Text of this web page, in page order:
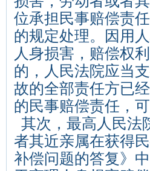
位承担民事赔偿责
的规定处理。因用
人身损害，赔偿权
的，人民法院应当
故的全部责任方已
的民事赔偿责任，
其次，最高人民法
者其近亲属在获得
补偿问题的答复》